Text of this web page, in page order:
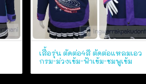
เสื้อรุ่น ตัดต่อ4สี ตัดต่อแหลมเอว
กรม-ม่วงเข้ม-ฟ้าเข้ม-ชมพูเข้ม